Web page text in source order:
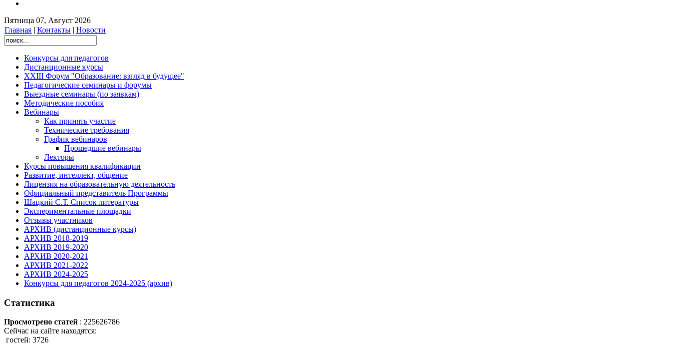
Пятница 07, Август 2026
Главная | Контакты | Новости
Конкурсы для педагогов
Дистанционные курсы
XXIII Форум "Образование: взгляд в будущее"
Педагогические семинары и форумы
Выездные семинары (по заявкам)
Методические пособия
Вебинары
Как принять участие
Технические требования
График вебинаров
Прошедшие вебинары
Лекторы
Курсы повышения квалификации
Развитие, интеллект, общение
Лицензия на образовательную деятельность
Официальный представитель Программы
Шацкий С.Т. Список литературы
Экспериментальные площадки
Отзывы участников
АРХИВ (дистанционные курсы)
АРХИВ 2018-2019
АРХИВ 2019-2020
АРХИВ 2020-2021
АРХИВ 2021-2022
АРХИВ 2024-2025
Конкурсы для педагогов 2024-2025 (архив)
Статистика
Просмотрено статей : 225626786
Сейчас на сайте находятся:
гостей: 3726